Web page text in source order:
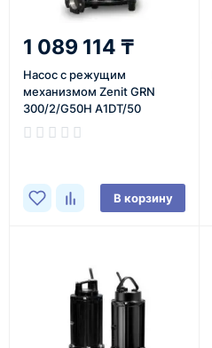
1 089 114 ₸
Насос с режущим
механизмом Zenit GRN
300/2/G50H A1DT/50
В корзину